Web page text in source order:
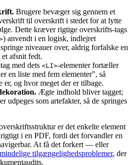
Brugere bevæger sig gennem et
til overskrift i stedet for at lytte
Dette kræver rigtige overskrifts-tags
) anvendt i en logisk, indlejret
niveauer over, aldrig forfalske en
afsnit fedt.
med dets <LI>-elementer fortæller
en liste med fem elementer”, så
er, og hvor meget der er tilbage.
Ægte indhold bliver tagget;
udpeges som artefakter, så de springes
er det enkelte element
i en PDF, fordi det forvandler en
At få det forkert — eller
tilgængelighedsproblemer, der